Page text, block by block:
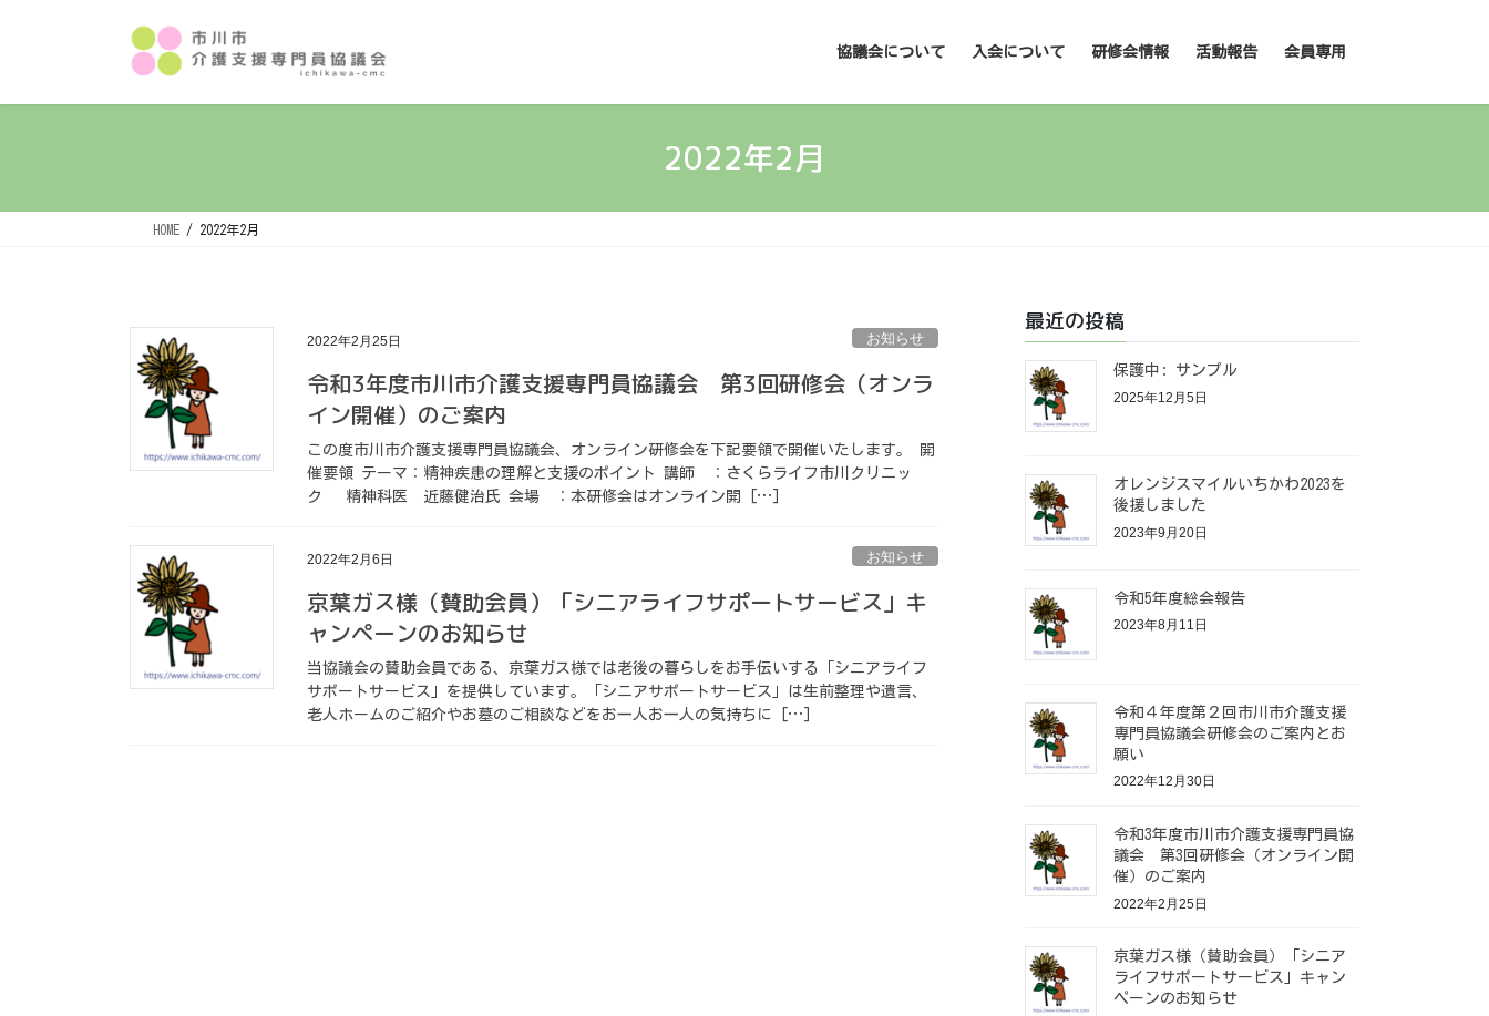
協議会について 入会について 研修会情報 活動報告 会員専用
2022年2月
HOME 2022年2月
2022年2月25日 お知らせ
令和3年度市川市介護支援専門員協議会 第3回研修会（オンラ
イン開催）のご案内
この度市川市介護支援専門員協議会、オンライン研修会を下記要領で開催いたします。 開
催要領 テーマ：精神疾患の理解と支援のポイント 講師 ：さくらライフ市川クリニッ
ク 精神科医 近藤健治氏 会場 ：本研修会はオンライン開 […]
2022年2月6日 お知らせ
京葉ガス様（賛助会員）「シニアライフサポートサービス」キ
ャンペーンのお知らせ
当協議会の賛助会員である、京葉ガス様では老後の暮らしをお手伝いする「シニアライフ
サポートサービス」を提供しています。「シニアサポートサービス」は生前整理や遺言、
老人ホームのご紹介やお墓のご相談などをお一人お一人の気持ちに […]
最近の投稿
保護中: サンプル
2025年12月5日
オレンジスマイルいちかわ2023を
後援しました
2023年9月20日
令和5年度総会報告
2023年8月11日
令和４年度第２回市川市介護支援
専門員協議会研修会のご案内とお
願い
2022年12月30日
令和3年度市川市介護支援専門員協
議会 第3回研修会（オンライン開
催）のご案内
2022年2月25日
京葉ガス様（賛助会員）「シニア
ライフサポートサービス」キャン
ペーンのお知らせ